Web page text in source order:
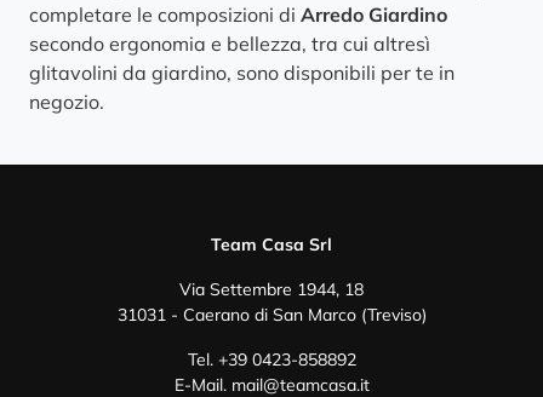
completare le composizioni di Arredo Giardino
secondo ergonomia e bellezza, tra cui altresì
glitavolini da giardino, sono disponibili per te in
negozio.
Team Casa Srl
Via Settembre 1944, 18
31031 - Caerano di San Marco (Treviso)
Tel. +39 0423-858892
E-Mail. mail@teamcasa.it